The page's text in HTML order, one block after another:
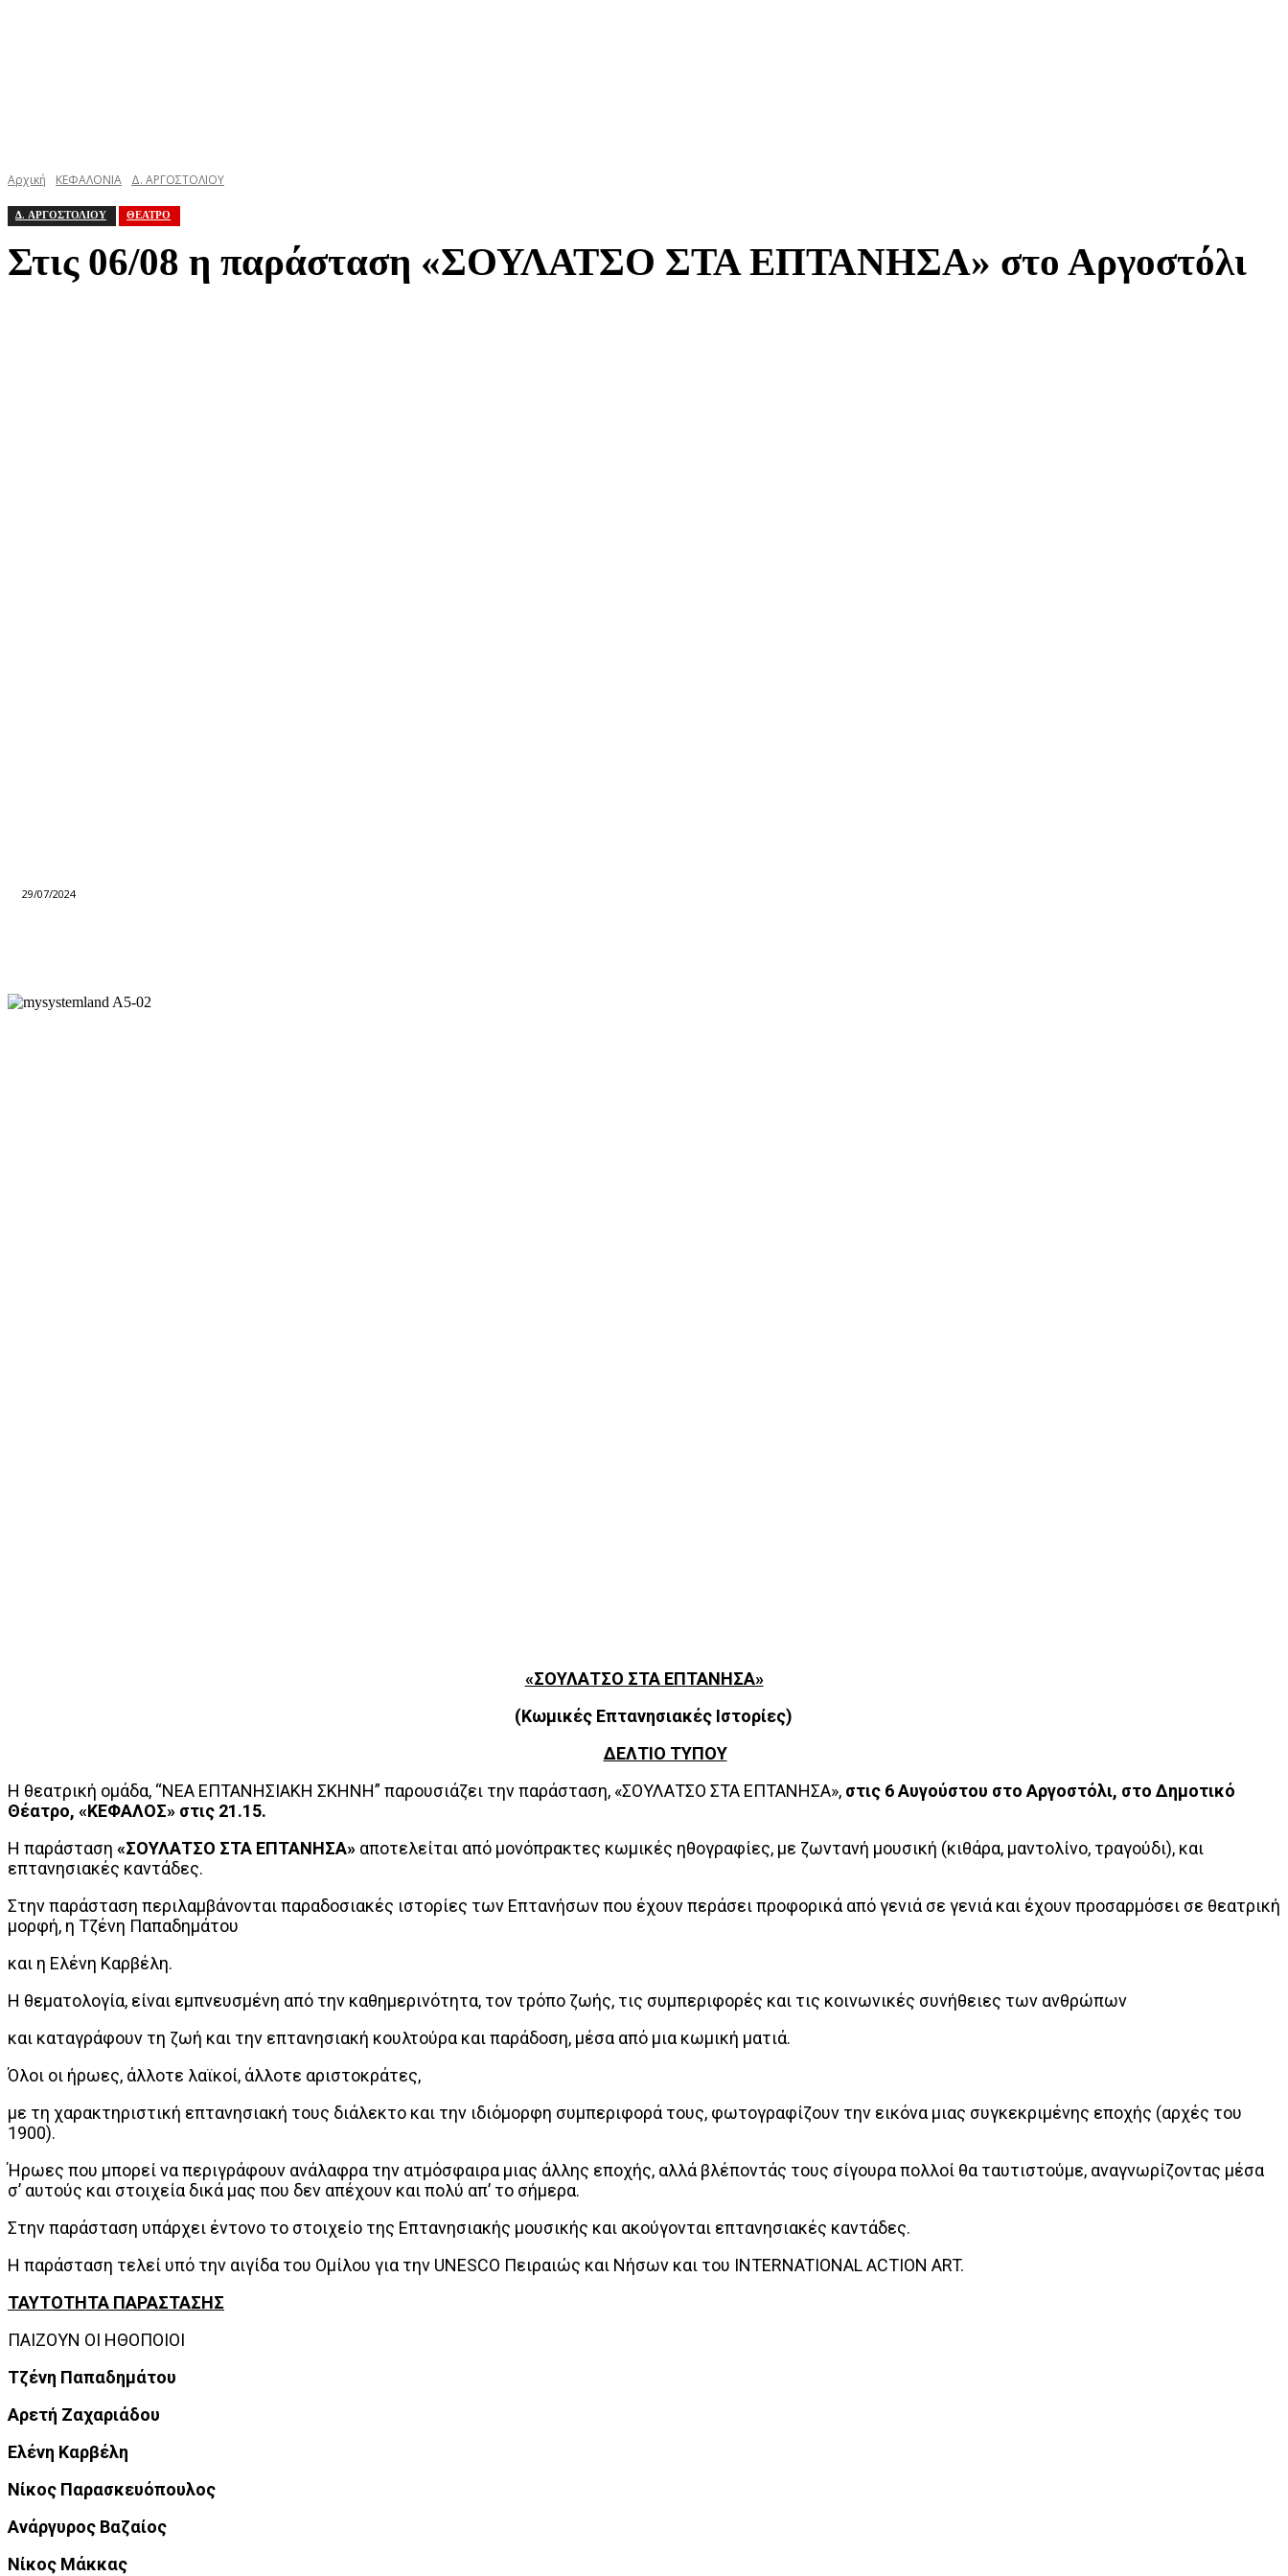
Αρχική ΚΕΦΑΛΟΝΙΑ Δ. ΑΡΓΟΣΤΟΛΙΟΥ
Δ. ΑΡΓΟΣΤΟΛΙΟΥ ΘΕΑΤΡΟ
Στις 06/08 η παράσταση «ΣΟΥΛΑΤΣΟ ΣΤΑ ΕΠΤΑΝΗΣΑ» στο Αργοστόλι
29/07/2024
«ΣΟΥΛΑΤΣΟ ΣΤΑ ΕΠΤΑΝΗΣΑ»
(Κωμικές Επτανησιακές Ιστορίες)
ΔΕΛΤΙΟ ΤΥΠΟΥ
Η θεατρική ομάδα, “ΝΕΑ ΕΠΤΑΝΗΣΙΑΚΗ ΣΚΗΝΗ” παρουσιάζει την παράσταση, «ΣΟΥΛΑΤΣΟ ΣΤΑ ΕΠΤΑΝΗΣΑ», στις 6 Αυγούστου στο Αργοστόλι, στο Δημοτικό
Θέατρο, «ΚΕΦΑΛΟΣ» στις 21.15.
Η παράσταση «ΣΟΥΛΑΤΣΟ ΣΤΑ ΕΠΤΑΝΗΣΑ» αποτελείται από μονόπρακτες κωμικές ηθογραφίες, με ζωντανή μουσική (κιθάρα, μαντολίνο, τραγούδι), και
επτανησιακές καντάδες.
Στην παράσταση περιλαμβάνονται παραδοσιακές ιστορίες των Επτανήσων που έχουν περάσει προφορικά από γενιά σε γενιά και έχουν προσαρμόσει σε θεατρική
μορφή, η Τζένη Παπαδημάτου
και η Ελένη Καρβέλη.
Η θεματολογία, είναι εμπνευσμένη από την καθημερινότητα, τον τρόπο ζωής, τις συμπεριφορές και τις κοινωνικές συνήθειες των ανθρώπων
και καταγράφουν τη ζωή και την επτανησιακή κουλτούρα και παράδοση, μέσα από μια κωμική ματιά.
Όλοι οι ήρωες, άλλοτε λαϊκοί, άλλοτε αριστοκράτες,
με τη χαρακτηριστική επτανησιακή τους διάλεκτο και την ιδιόμορφη συμπεριφορά τους, φωτογραφίζουν την εικόνα μιας συγκεκριμένης εποχής (αρχές του
1900).
Ήρωες που μπορεί να περιγράφουν ανάλαφρα την ατμόσφαιρα μιας άλλης εποχής, αλλά βλέποντάς τους σίγουρα πολλοί θα ταυτιστούμε, αναγνωρίζοντας μέσα
σ’ αυτούς και στοιχεία δικά μας που δεν απέχουν και πολύ απ’ το σήμερα.
Στην παράσταση υπάρχει έντονο το στοιχείο της Επτανησιακής μουσικής και ακούγονται επτανησιακές καντάδες.
Η παράσταση τελεί υπό την αιγίδα του Ομίλου για την UNESCO Πειραιώς και Νήσων και του INTERNATIONAL ACTION ART.
ΤΑΥΤΟΤΗΤΑ ΠΑΡΑΣΤΑΣΗΣ
ΠΑΙΖΟΥΝ ΟΙ ΗΘΟΠΟΙΟΙ
Τζένη Παπαδημάτου
Αρετή Ζαχαριάδου
Ελένη Καρβέλη
Νίκος Παρασκευόπουλος
Ανάργυρος Βαζαίος
Νίκος Μάκκας